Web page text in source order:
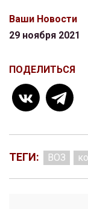
Ваши Новости
29 ноября 2021
ПОДЕЛИТЬСЯ
ТЕГИ: ВОЗ